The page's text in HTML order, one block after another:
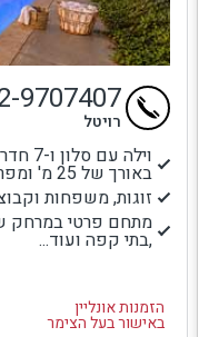
באורך של 25 מ' ומפרט טכני עשיר
זוגות, משפחות
,בתי קפה ועוד...
הזמנות אונליין
באישור בעל הצימר
9707407
רויטל